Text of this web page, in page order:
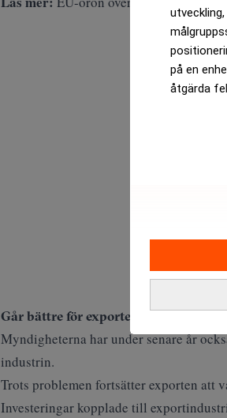
på en
åtgärda
Går bättre för exporten
Myndigheterna har under senare år
industrin.
Trots problemen fortsätter exporten att
Investeringar kopplade till